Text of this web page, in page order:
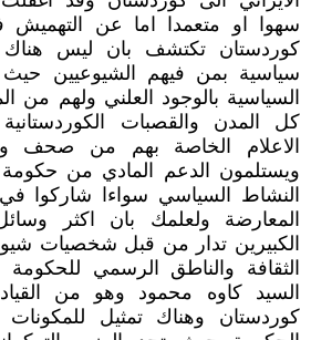
سهوا او متعمدا اما عن التهميش
كوردستان تكتشف بان ليس هناك
سياسية بمن فيهم الشيوعيين حيث
السياسية بالوجود العلني ولهم من
كل المدن والقصبات
الاعلام الخاصة بهم من صحف
ويستلمون الدعم المادي من حكومة
النشاط السياسي سواءا شاركوا في
المعارضة ولعلمك بان اكثر
الكبيرين تدار من قبل شخصيات
الثقافة والناطق الرسمي
السيد كاوه محمود وهو من
كوردستان وهناك تمثيل